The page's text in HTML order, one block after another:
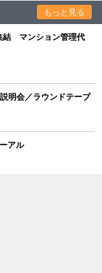
もっと見る
結 マンション管理代
明会／ラウンドテーブ
アル